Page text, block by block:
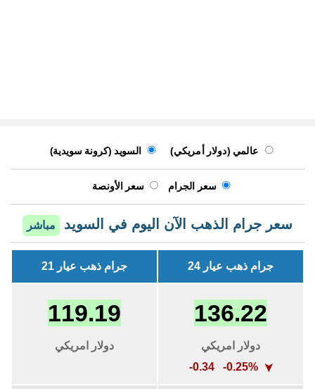
عالمي (دولار أمريكي) السويد (كرونة سويدية)
سعر الجرام سعر الأونصة
سعر جرام الذهب الآن اليوم في السويد مباشر
جرام ذهب عيار 24 جرام ذهب عيار 21
136.22
دولار امريكي
-0.34 -0.25%
➤
119.19
دولار امريكي